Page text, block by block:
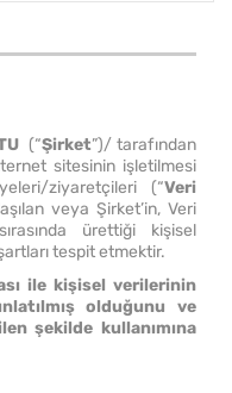
(“Şirket”)/ tarafından
sitesinin işletilmesi
ziyaretçileri (“Veri
veya Şirket’in, Veri
ürettiği kişisel
tespit etmektir.
ile kişisel verilerinin
olduğunu ve
şekilde kullanımına